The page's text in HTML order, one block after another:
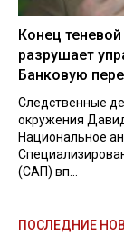
Конец
разрушает
Банковую
Следственные
окружения
Национальное
(САП) вп...
ПОСЛЕДНИЕ